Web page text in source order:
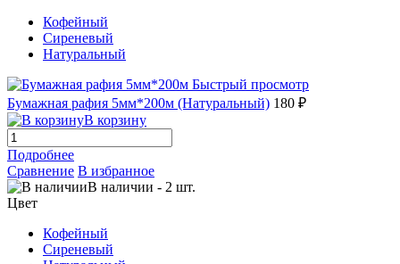
Кофейный
Сиреневый
Натуральный
Быстрый просмотр
Бумажная рафия 5мм*200м (Натуральный) 180 ₽
В корзину
Подробнее
Сравнение В избранное
В наличии - 2 шт.
Цвет
Кофейный
Сиреневый